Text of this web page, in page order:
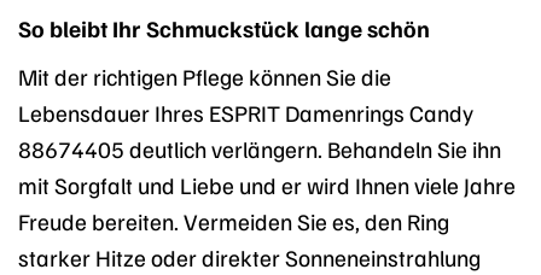
So bleibt Ihr Schmuckstück lange schön
Mit der richtigen Pflege können Sie die
Lebensdauer Ihres ESPRIT Damenrings Candy
88674405 deutlich verlängern. Behandeln Sie ihn
mit Sorgfalt und Liebe und er wird Ihnen viele Jahre
Freude bereiten. Vermeiden Sie es, den Ring
starker Hitze oder direkter Sonneneinstrahlung